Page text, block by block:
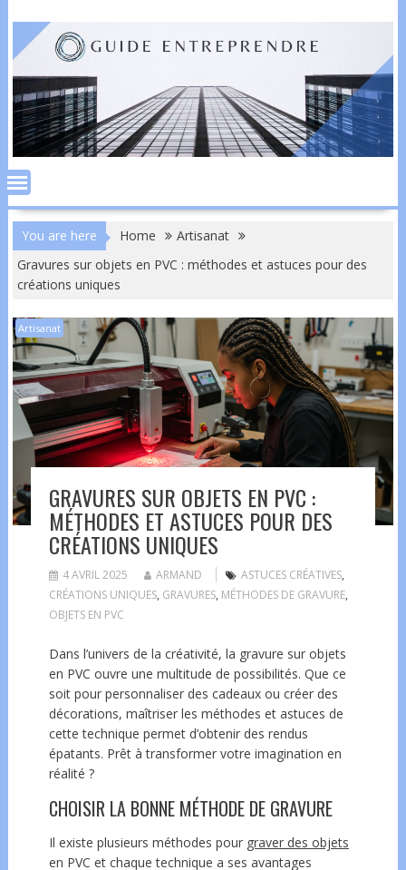
content
You are here Home
Artisanat
Gravures sur objets en PVC : méthodes et astuces pour des
créations uniques
Artisanat
GRAVURES SUR OBJETS EN PVC :
MÉTHODES ET ASTUCES POUR DES
CRÉATIONS UNIQUES
4 AVRIL 2025 ARMAND ASTUCES CRÉATIVES,
CRÉATIONS UNIQUES, GRAVURES, MÉTHODES DE GRAVURE,
OBJETS EN PVC
Dans l’univers de la créativité, la gravure sur objets
en PVC ouvre une multitude de possibilités. Que ce
soit pour personnaliser des cadeaux ou créer des
décorations, maîtriser les méthodes et astuces de
cette technique permet d’obtenir des rendus
épatants. Prêt à transformer votre imagination en
réalité ?
CHOISIR LA BONNE MÉTHODE DE GRAVURE
Il existe plusieurs méthodes pour graver des objets
en PVC et chaque technique a ses avantages